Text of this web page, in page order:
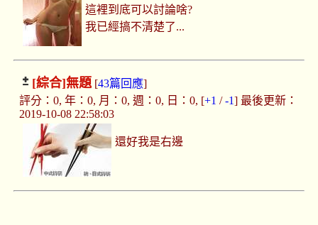
這裡到底可以討論啥?
我已經搞不清楚了...
[綜合]無題[43篇回應]
評分：0, 年：0, 月：0, 週：0, 日：0, [+1 /-1] 最後更新：
2019-10-08 22:58:03
還好我是右邊